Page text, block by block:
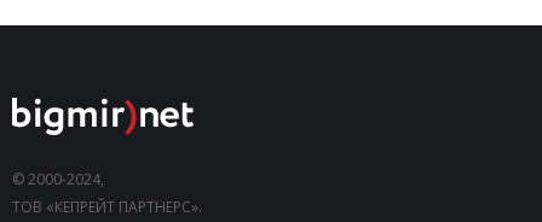
© 2000-2024,
ТОВ «КЕПРЕЙТ ПАРТНЕРС».